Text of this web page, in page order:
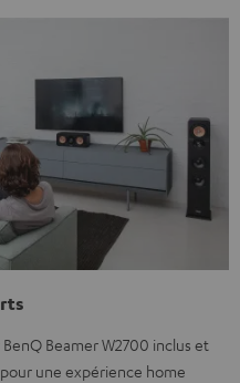
Beamer W2700 inclus et
une expérience home